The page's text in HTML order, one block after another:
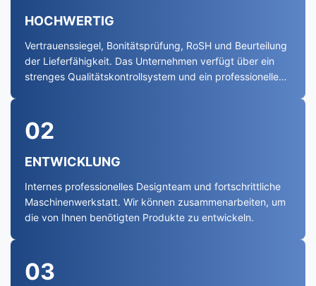
HOCHWERTIG
Vertrauenssiegel, Bonitätsprüfung, RoSH und Beurteilung
der Lieferfähigkeit. Das Unternehmen verfügt über ein
strenges Qualitätskontrollsystem und ein professionelles
02
ENTWICKLUNG
Internes professionelles Designteam und fortschrittliche
Maschinenwerkstatt. Wir können zusammenarbeiten, um
die von Ihnen benötigten Produkte zu entwickeln.
03